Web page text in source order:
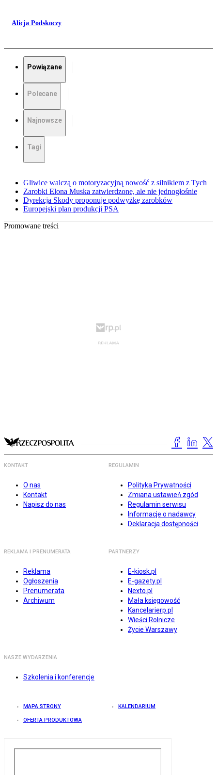
Alicja Podskoczy
Powiązane
Polecane
Najnowsze
Tagi
Gliwice walczą o motoryzacyjną nowość z silnikiem z Tych
Zarobki Elona Muska zatwierdzone, ale nie jednogłośnie
Dyrekcja Skody proponuje podwyżkę zarobków
Europejski plan produkcji PSA
Promowane treści
KONTAKT
O nas
Kontakt
Napisz do nas
REGULAMIN
Polityka Prywatności
Zmiana ustawień zgód
Regulamin serwisu
Informacje o nadawcy
Deklaracja dostępności
REKLAMA I PRENUMERATA
Reklama
Ogłoszenia
Prenumerata
Archiwum
PARTNERZY
E-kiosk.pl
E-gazety.pl
Nexto.pl
Mała księgowość
Kancelarierp.pl
Wieści Rolnicze
Życie Warszawy
NASZE WYDARZENIA
Szkolenia i konferencje
MAPA STRONY KALENDARIUM
OFERTA PRODUKTOWA